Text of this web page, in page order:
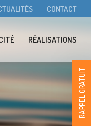
RAPPEL GRATUIT
CONTACT
RÉALISATIONS